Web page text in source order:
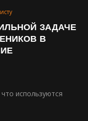
ЗАДАЧЕ
В
используются